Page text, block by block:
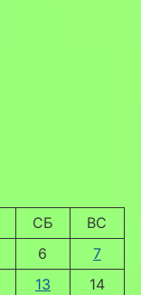
СБ
ВС
6
7
13
14